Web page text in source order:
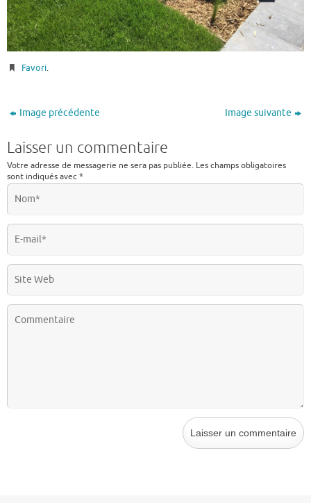
Favori.
Image précédente Image suivante
Laisser un commentaire
Votre adresse de messagerie ne sera pas publiée. Les champs obligatoires
sont indiqués avec*